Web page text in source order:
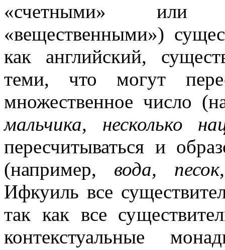
«счетными» или
«вещественными»)
как английский,
теми, что могут
множественное число
мальчика, несколько
пересчитываться и
(например, вода,
Ифкуиль все
так как все
контекстуальные